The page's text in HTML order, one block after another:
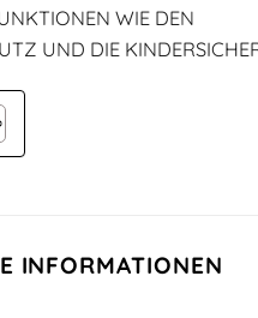
WIE DEN
UND DIE
INFORMATIONEN